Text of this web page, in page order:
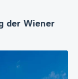
der Wiener